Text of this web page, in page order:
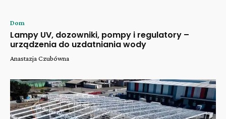
Dom
Lampy UV, dozowniki, pompy i regulatory –
urządzenia do uzdatniania wody
Anastazja Czubówna